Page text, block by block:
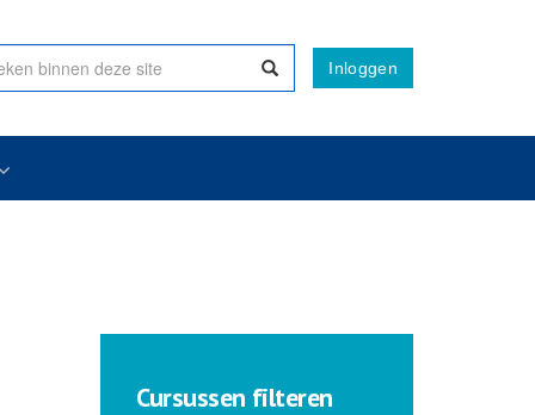
Inloggen
Cursussen filteren